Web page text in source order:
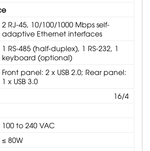
2 RJ-45, 10/100/1000 Mbps self-
adaptive Ethernet interfaces
1 RS-485 (half-duplex), 1 RS-232, 1
keyboard (optional)
Front panel: 2 x USB 2.0; Rear panel:
1 x USB 3.0
16/4
100 to 240 VAC
≤ 80W